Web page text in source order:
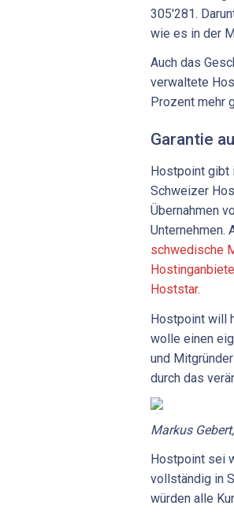
305'281.
wie es in der
Auch das
verwaltete
Prozent mehr
Garantie
Hostpoint gibt
Schweizer
Übernahmen
Unternehmen.
schwedische
Hoststar.
Hostpoint will
wolle einen
und
durch das
Markus Gebert,
Hostpoint sei
vollständig in
würden alle